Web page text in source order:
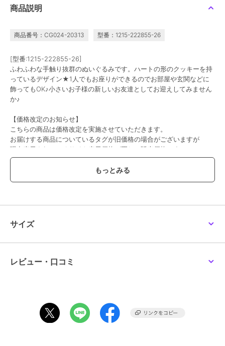
商品説明
商品番号：CG024-20313 型番：1215-222855-26
[型番:1215-222855-26]
ふわふわな手触り抜群のぬいぐるみです。ハートの形のクッキーを持
っているデザイン★1人でもお座りができるのでお部屋や玄関などに
飾ってもOK♪小さいお子様の新しいお友達としてお迎えしてみません
か♪
【価格改定のお知らせ】
こちらの商品は価格改定を実施させていただきます。
お届けする商品についているタグが旧価格の場合がございますが
現在表示されているサイト表示価格が正しい販売価格です｡
予めご了承いただきますよう､お願い申し上げます｡
この商品は、不良品のみ返品を承ります
ョー
商品カテゴリ
ﾌﾘｰ
ポリエステル
サイズ
レビュー・口コミ